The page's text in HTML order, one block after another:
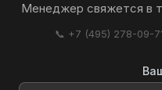
Менеджер свяжется в
📞 +7 (495) 278-09-